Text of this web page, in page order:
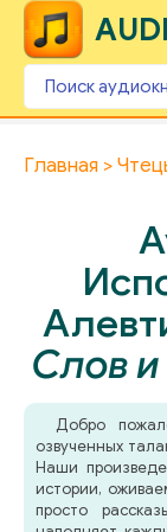
Главная
Слов и
Добро
озвученных
Наши
истории,
просто